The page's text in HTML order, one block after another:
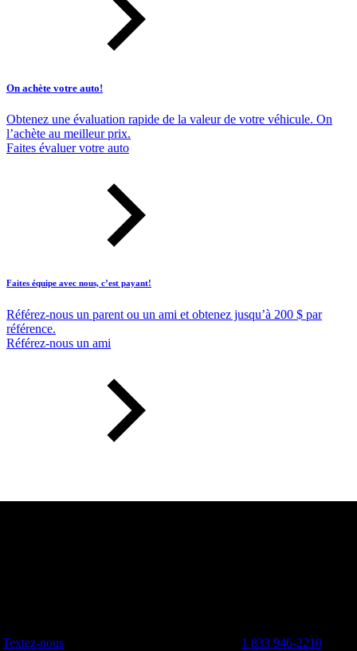
On achète votre auto!
Obtenez une évaluation rapide de la valeur de votre véhicule. On
l’achète au meilleur prix.
Faites évaluer votre auto
Faites équipe avec nous, c’est payant!
Référez-nous un parent ou un ami et obtenez jusqu’à 200 $ par
référence.
Référez-nous un ami
Textez-nous 1 833 946-2210